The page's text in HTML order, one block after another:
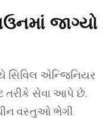
જાગ્યો
સિવિલ એન્જિનિયર
તરીકે સેવા આપે છે.
વસ્તુઓ ભેગી